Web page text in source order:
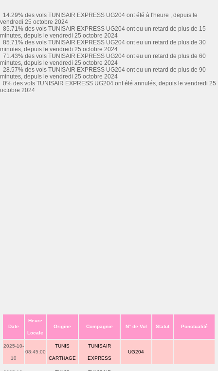
14.29% des vols TUNISAIR EXPRESS UG204 ont été à l'heure , depuis le
vendredi 25 octobre 2024
85.71% des vols TUNISAIR EXPRESS UG204 ont eu un retard de plus de 15
minutes, depuis le vendredi 25 octobre 2024
85.71% des vols TUNISAIR EXPRESS UG204 ont eu un retard de plus de 30
minutes, depuis le vendredi 25 octobre 2024
71.43% des vols TUNISAIR EXPRESS UG204 ont eu un retard de plus de 60
minutes, depuis le vendredi 25 octobre 2024
28.57% des vols TUNISAIR EXPRESS UG204 ont eu un retard de plus de 90
minutes, depuis le vendredi 25 octobre 2024
0% des vols TUNISAIR EXPRESS UG204 ont été annulés, depuis le vendredi 25
octobre 2024
Date
Heure
Locale
Origine Compagnie N° de Vol Statut Ponctualité
2025-10-
10
08:45:00
TUNIS
CARTHAGE
TUNISAIR
EXPRESS
UG204